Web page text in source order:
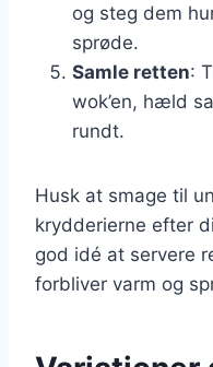
og steg dem
sprøde.
Samle retten:
wok’en, hæld
rundt.
Husk at smage til
krydderierne efter
god idé at servere
forbliver varm og